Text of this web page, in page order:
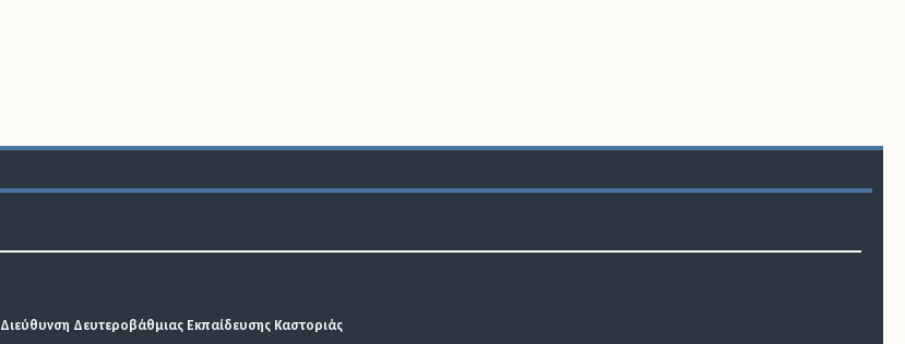
Διεύθυνση Δευτεροβάθμιας Εκπαίδευσης Καστοριάς